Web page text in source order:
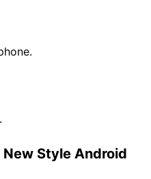
New Style Android